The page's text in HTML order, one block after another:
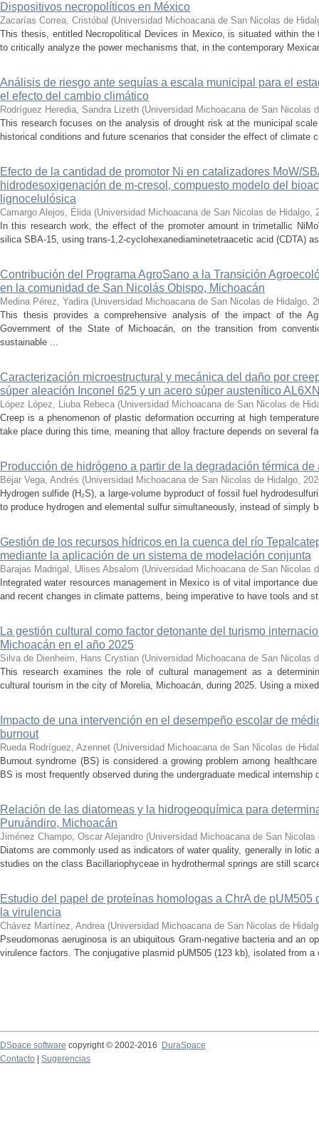
Dispositivos necropolíticos en México
Zacarías Correa, Cristóbal (Universidad Michoacana de San Nicolas de
This thesis, entitled Necropolitical Devices in Mexico, is situated within
to critically analyze the power mechanisms that, in the contemporary
Análisis de riesgo ante sequías a escala municipal para el
el efecto del cambio climático
Rodríguez Heredia, Sandra Lizeth (Universidad Michoacana de San Nicolas
This research focuses on the analysis of drought risk at the municipal
historical conditions and future scenarios that consider the effect of climate
Efecto de la cantidad de promotor Ni en catalizadores MoW/
hidrodesoxigenación de m-cresol, compuesto modelo del
lignocelulósica
Camargo Alejos, Élida (Universidad Michoacana de San Nicolas de Hidalgo,
In this research work, the effect of the promoter amount in trimetallic
silica SBA-15, using trans-1,2-cyclohexanediaminetetraacetic acid (CDTA)
Contribución del Programa AgroSano a la Transición
en la comunidad de San Nicolás Obispo, Michoacán
Medina Pérez, Yadira (Universidad Michoacana de San Nicolas de Hidalgo,
This thesis provides a comprehensive analysis of the impact of the
Government of the State of Michoacán, on the transition from
sustainable ...
Caracterización microestructural y mecánica del daño por
súper aleación Inconel 625 y un acero súper austenítico
López López, Liuba Rebeca (Universidad Michoacana de San Nicolas de
Creep is a phenomenon of plastic deformation occurring at high
take place during this time, meaning that alloy fracture depends on several
Producción de hidrógeno a partir de la degradación térmica
Béjar Vega, Andrés (Universidad Michoacana de San Nicolas de Hidalgo,
Hydrogen sulfide (H₂S), a large-volume byproduct of fossil fuel
to produce hydrogen and elemental sulfur simultaneously, instead of simply
Gestión de los recursos hídricos en la cuenca del río
mediante la aplicación de un sistema de modelación conjunta
Barajas Madrigal, Ulises Absalom (Universidad Michoacana de San Nicolas
Integrated water resources management in Mexico is of vital importance
and recent changes in climate patterns, being imperative to have tools and
La gestión cultural como factor detonante del turismo
Michoacán en el año 2025
Silva de Dienheim, Hans Crystian (Universidad Michoacana de San Nicolas
This research examines the role of cultural management as a
cultural tourism in the city of Morelia, Michoacán, during 2025. Using a
Impacto de una intervención en el desempeño escolar de
burnout
Rueda Rodríguez, Azennet (Universidad Michoacana de San Nicolas de
Burnout syndrome (BS) is considered a growing problem among
BS is most frequently observed during the undergraduate medical
Relación de las diatomeas y la hidrogeoquímica para
Puruándiro, Michoacán
Jiménez Champo, Oscar Alejandro (Universidad Michoacana de San Nicolas
Diatoms are commonly used as indicators of water quality, generally in
studies on the class Bacillariophyceae in hydrothermal springs are still
Estudio del papel de proteínas homologas a ChrA de
la virulencia
Chávez Martínez, Andrea (Universidad Michoacana de San Nicolas de
Pseudomonas aeruginosa is an ubiquitous Gram-negative bacteria and an
virulence factors. The conjugative plasmid pUM505 (123 kb), isolated from
DSpace software copyright © 2002-2016
DuraSpace
Contacto
Sugerencias